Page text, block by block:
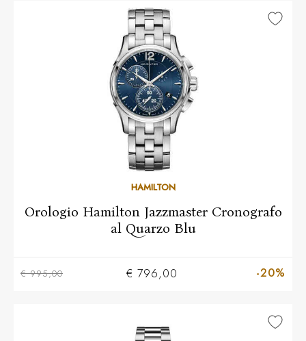
HAMILTON
Orologio Hamilton Jazzmaster Cronografo
al Quarzo Blu
€ 995,00 € 796,00 -20%